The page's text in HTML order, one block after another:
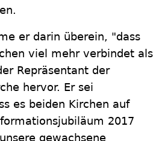
er darin überein, "dass
viel mehr verbindet als
Repräsentant der
hervor. Er sei
es beiden Kirchen auf
2017
gewachsene